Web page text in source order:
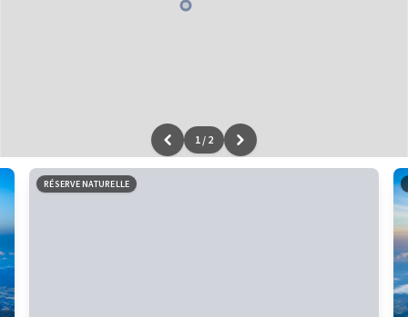
Leaflet|données ©OpenStreetMap/ODbL - renduOSM France
1 / 2
RÉSERVE NATURELLE